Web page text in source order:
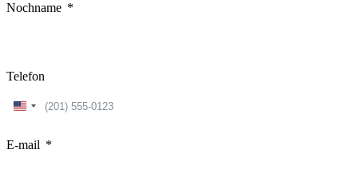
Nochname
Telefon
United
E-mail